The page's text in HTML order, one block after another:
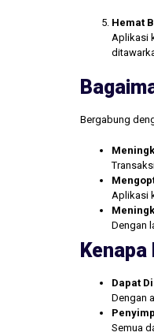
Hemat
Aplikasi
Bergabung
Aplikasi
Dengan
Dapat
Dengan
Semua